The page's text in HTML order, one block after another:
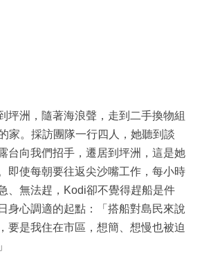
坪洲，隨著海浪聲，走到二手換物組
家。採訪團隊一行四人，她聽到談
台向我們招手，遷居到坪洲，這是她
即使每朝要往返尖沙嘴工作，每小時
、無法趕，Kodi卻不覺得趕船是件
身心調適的起點：「搭船對島民來說
要是我住在市區，想簡、想慢也被迫